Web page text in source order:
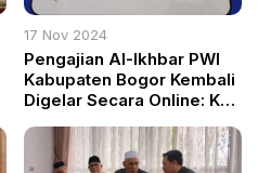
17 Nov 2024
Pengajian Al-Ikhbar PWI
Kabupaten Bogor Kembali
Digelar Secara Online: KH
Bahas Siksa Kubur dan
Penyebabnya